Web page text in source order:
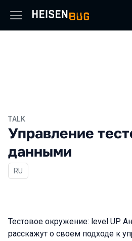
TALK
Управление
данными
In Russian
RU
Тестовое окружение: level UP.
расскажут о своем подходе к